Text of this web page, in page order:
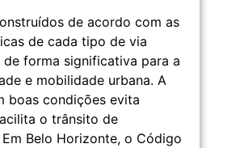
de acordo com as
de cada tipo de via
forma significativa para a
e mobilidade urbana. A
boas condições evita
o trânsito de
Belo Horizonte, o Código